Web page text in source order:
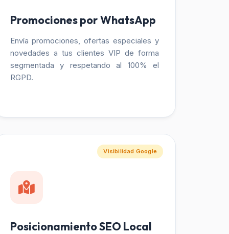
Promociones por WhatsApp
Envía promociones, ofertas especiales y
novedades a tus clientes VIP de forma
segmentada y respetando al 100% el
RGPD.
Visibilidad Google
Posicionamiento SEO Local